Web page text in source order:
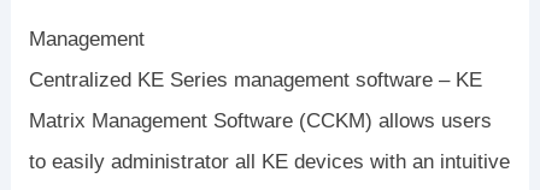
Management
Centralized KE Series management software – KE
Matrix Management Software (CCKM) allows users
to easily administrator all KE devices with an intuitive